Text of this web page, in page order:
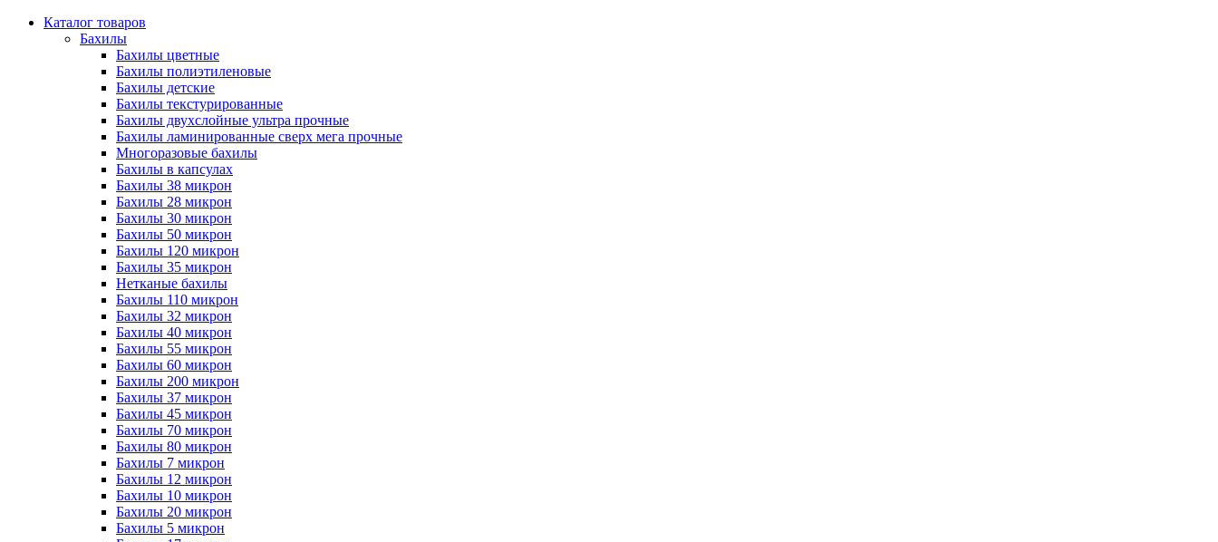
Каталог товаров
Бахилы
Бахилы цветные
Бахилы полиэтиленовые
Бахилы детские
Бахилы текстурированные
Бахилы двухслойные ультра прочные
Бахилы ламинированные сверх мега прочные
Многоразовые бахилы
Бахилы в капсулах
Бахилы 38 микрон
Бахилы 28 микрон
Бахилы 30 микрон
Бахилы 50 микрон
Бахилы 120 микрон
Бахилы 35 микрон
Нетканые бахилы
Бахилы 110 микрон
Бахилы 32 микрон
Бахилы 40 микрон
Бахилы 55 микрон
Бахилы 60 микрон
Бахилы 200 микрон
Бахилы 37 микрон
Бахилы 45 микрон
Бахилы 70 микрон
Бахилы 80 микрон
Бахилы 7 микрон
Бахилы 12 микрон
Бахилы 10 микрон
Бахилы 20 микрон
Бахилы 5 микрон